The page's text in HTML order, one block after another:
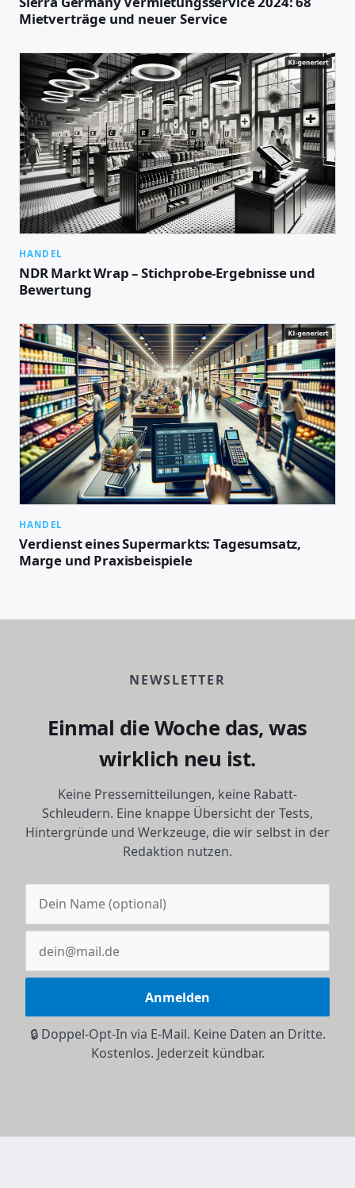
Mietverträge und neuer Service
HANDEL
NDR Markt Wrap – Stichprobe-Ergebnisse und
Bewertung
HANDEL
Verdienst eines Supermarkts: Tagesumsatz,
Marge und Praxisbeispiele
NEWSLETTER
Einmal die Woche das, was
wirklich neu ist.
Keine Pressemitteilungen, keine Rabatt-
Schleudern. Eine knappe Übersicht der Tests,
Hintergründe und Werkzeuge, die wir selbst in der
Redaktion nutzen.
Anmelden
🔒 Doppel-Opt-In via E-Mail. Keine Daten an Dritte.
Kostenlos. Jederzeit kündbar.